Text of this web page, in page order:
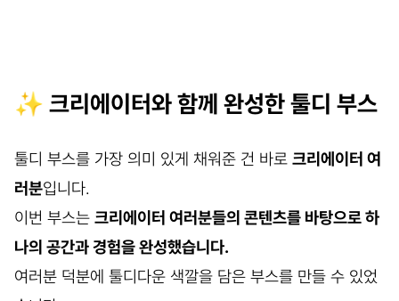
✨ 크리에이터와 함께 완성한 툴디 부스
툴디 부스를 가장 의미 있게 채워준 건 바로 크리에이터 여
러분입니다.
이번 부스는 크리에이터 여러분들의 콘텐츠를 바탕으로 하
나의 공간과 경험을 완성했습니다.
여러분 덕분에 툴디다운 색깔을 담은 부스를 만들 수 있었